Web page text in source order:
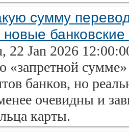
сумму
новые
22 Jan 2026
сумме»
банков, но
очевидны и
карты.